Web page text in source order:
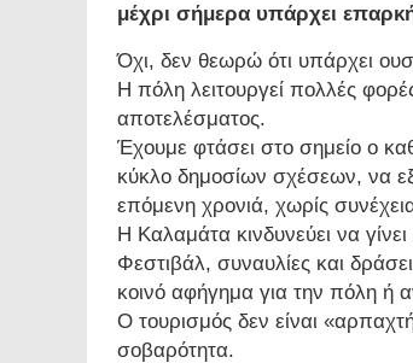
μέχρι σήμερα υπάρχει
Όχι, δεν θεωρώ ότι υπάρχει
Η πόλη λειτουργεί πολλές
αποτελέσματος.
Έχουμε φτάσει στο σημείο ο
κύκλο δημοσίων σχέσεων, να
επόμενη χρονιά, χωρίς
Η Καλαμάτα κινδυνεύει να
Φεστιβάλ, συναυλίες και
κοινό αφήγημα για την πόλη ή
Ο τουρισμός δεν είναι
σοβαρότητα.